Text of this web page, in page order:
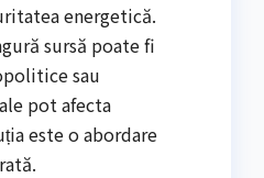
energetică.
sursă poate fi
sau
pot afecta
este o abordare